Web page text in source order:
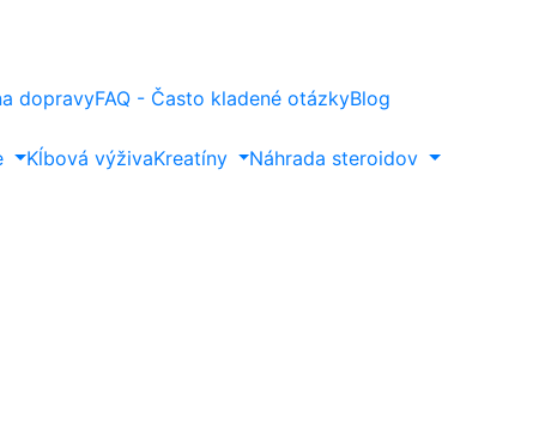
dopravyFAQ - Často kladené otázkyBlog
Kĺbová výživaKreatíny
Náhrada steroidov